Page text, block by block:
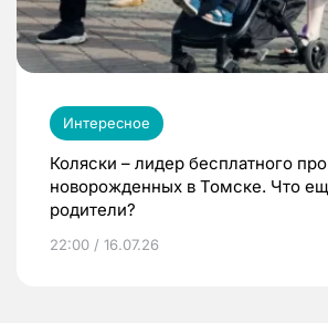
Интересное
Коляски – лидер бесплатного
новорожденных в Томске. Что
родители?
22:00 / 16.07.26